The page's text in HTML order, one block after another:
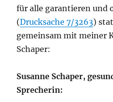
für alle garantieren und
(Drucksache 7/3263)
gemeinsam mit meiner
Schaper:
Susanne Schaper,
Sprecherin: